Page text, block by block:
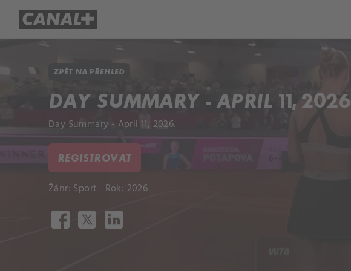
ZPĚT NA PŘEHLED
DAY SUMMARY - APRIL 11, 2026
Day Summary - April 11, 2026.
REGISTROVAT
Žánr:Sport Rok: 2026